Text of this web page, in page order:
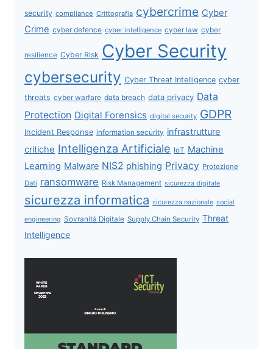
security compliance Crittografia cybercrime Cyber
Crime cyber defence cyber intelligence cyber law cyber
resilience Cyber Risk Cyber Security
cybersecurity Cyber Threat Intelligence cyber
threats cyber warfare data breach data privacy Data
Protection Digital Forensics digital security GDPR
Incident Response information security infrastrutture
critiche Intelligenza Artificiale IoT Machine
Learning Malware NIS2 phishing Privacy Protezione
Dati ransomware Risk Management sicurezza digitale
sicurezza informatica sicurezza nazionale social
engineering Sovranità Digitale Supply Chain Security Threat
Intelligence